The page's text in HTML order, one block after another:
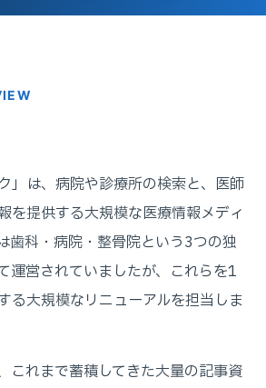
」は、病院や診療所の検索と、医師
を提供する大規模な医療情報メディ
歯科・病院・整骨院という3つの独
運営されていましたが、これらを1
る大規模なリニューアルを担当しま
これまで蓄積してきた大量の記事資